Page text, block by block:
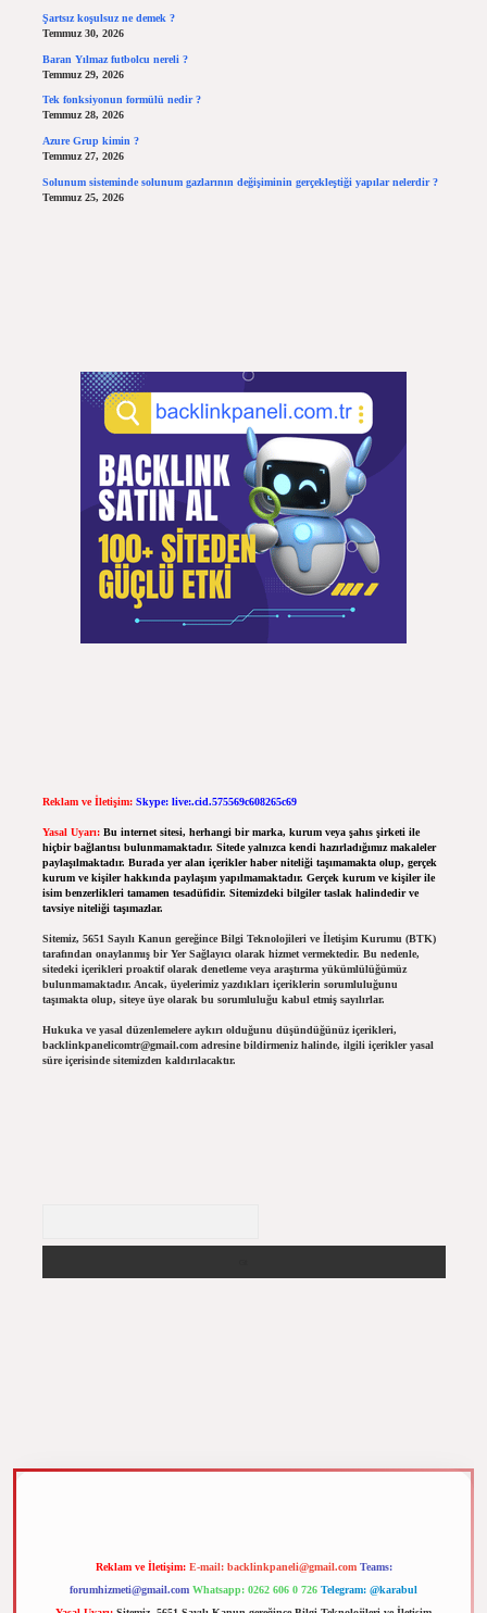
Şartsız koşulsuz ne demek ?
Temmuz 30, 2026
Baran Yılmaz futbolcu nereli ?
Temmuz 29, 2026
Tek fonksiyonun formülü nedir ?
Temmuz 28, 2026
Azure Grup kimin ?
Temmuz 27, 2026
Solunum sisteminde solunum gazlarının değişiminin gerçekleştiği yapılar nelerdir ?
Temmuz 25, 2026
Reklam ve İletişim: Skype: live:.cid.575569c608265c69
Yasal Uyarı: Bu internet sitesi, herhangi bir marka, kurum veya şahıs şirketi ile
hiçbir bağlantısı bulunmamaktadır. Sitede yalnızca kendi hazırladığımız makaleler
paylaşılmaktadır. Burada yer alan içerikler haber niteliği taşımamakta olup, gerçek
kurum ve kişiler hakkında paylaşım yapılmamaktadır. Gerçek kurum ve kişiler ile
isim benzerlikleri tamamen tesadüfidir. Sitemizdeki bilgiler taslak halindedir ve
tavsiye niteliği taşımazlar.
Sitemiz, 5651 Sayılı Kanun gereğince Bilgi Teknolojileri ve İletişim Kurumu (BTK)
tarafından onaylanmış bir Yer Sağlayıcı olarak hizmet vermektedir. Bu nedenle,
sitedeki içerikleri proaktif olarak denetleme veya araştırma yükümlülüğümüz
bulunmamaktadır. Ancak, üyelerimiz yazdıkları içeriklerin sorumluluğunu
taşımakta olup, siteye üye olarak bu sorumluluğu kabul etmiş sayılırlar.
Hukuka ve yasal düzenlemelere aykırı olduğunu düşündüğünüz içerikleri,
backlinkpanelicomtr@gmail.comadresine bildirmeniz halinde, ilgili içerikler yasal
süre içerisinde sitemizden kaldırılacaktır.
Reklam ve İletişim: E-mail: backlinkpaneli@gmail.com Teams:
forumhizmeti@gmail.com Whatsapp: 0262 606 0 726 Telegram: @karabul